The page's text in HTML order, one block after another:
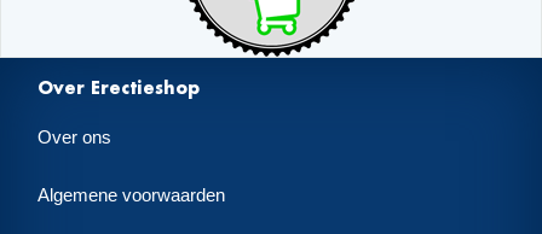
Over Erectieshop
Over ons
Algemene voorwaarden